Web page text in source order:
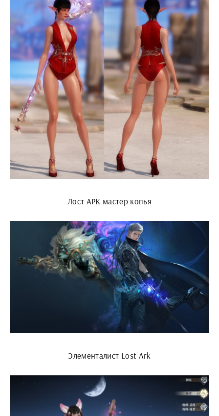
Лост АРК мастер копья
Элементалист Lost Ark